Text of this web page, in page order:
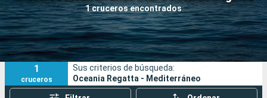
1 cruceros encontrados
Fecha de salida
Puertos Compañías
Buscar
1
cruceros
Sus criterios de búsqueda:
Oceania Regatta - Mediterráneo